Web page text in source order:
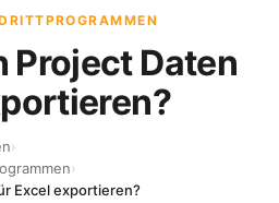
Project Daten
›
›
Excel exportieren?